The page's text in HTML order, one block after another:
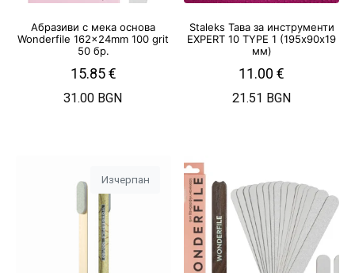
Абразиви с мека основа
Wonderfile 162x24mm 100 grit
50 бр.
15.85€
31.00 BGN
Staleks Тава за инструменти
EXPERT 10 TYPE 1 (195х90х19
мм)
11.00€
21.51 BGN
Изчерпан